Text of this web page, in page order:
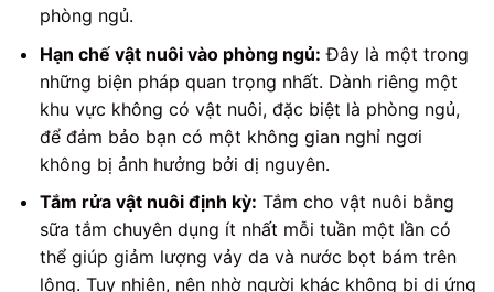
phòng ngủ.
Hạn chế vật nuôi vào phòng ngủ: Đây là một trong
những biện pháp quan trọng nhất. Dành riêng một
khu vực không có vật nuôi, đặc biệt là phòng ngủ,
để đảm bảo bạn có một không gian nghỉ ngơi
không bị ảnh hưởng bởi dị nguyên.
Tắm rửa vật nuôi định kỳ: Tắm cho vật nuôi bằng
sữa tắm chuyên dụng ít nhất mỗi tuần một lần có
thể giúp giảm lượng vảy da và nước bọt bám trên
lông. Tuy nhiên, nên nhờ người khác không bị dị ứng